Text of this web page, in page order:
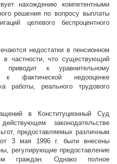
нахождению компетентными
решения по вопросу выплаты
целевого беспроцентного
недостатки в пенсионном
в частности, что существующий
приводит к уравнительному
к фактической недооценке
работы, реального трудового
в Конституционный Суд
законодательстве
предоставляемых различным
от 3 мая 1996 г. были внесены
регулирующие предоставление
граждан. Однако полное